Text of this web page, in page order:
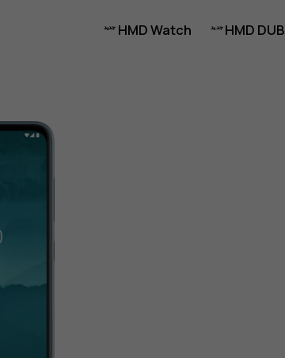
HMD DUB
HMD Watch